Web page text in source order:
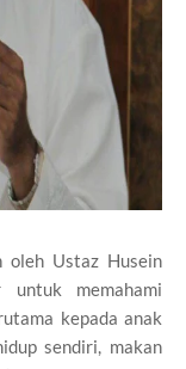
oleh Ustaz Husein
untuk memahami
kepada anak
sendiri, makan